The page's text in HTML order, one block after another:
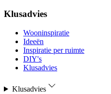
Klusadvies
Wooninspiratie
Ideeën
Inspiratie per ruimte
DIY's
Klusadvies
Klusadvies